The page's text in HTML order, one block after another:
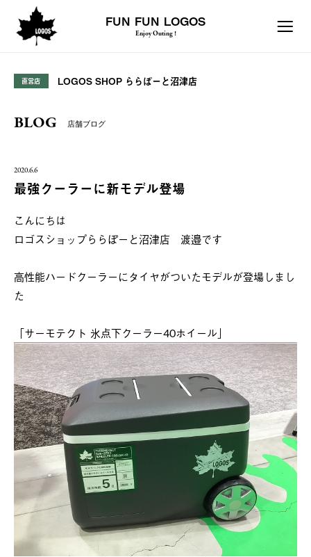
FUN FUN LOGOS
Enjoy Outing !
直営店 LOGOS SHOP ららぽーと沼津店
BLOG 店舗ブログ
2020.6.6
最強クーラーに新モデル登場
こんにちは
ロゴスショップららぽーと沼津店 渡邉です
高性能ハードクーラーにタイヤがついたモデルが登場しまし
た
「サーモテクト 氷点下クーラー40ホイール」